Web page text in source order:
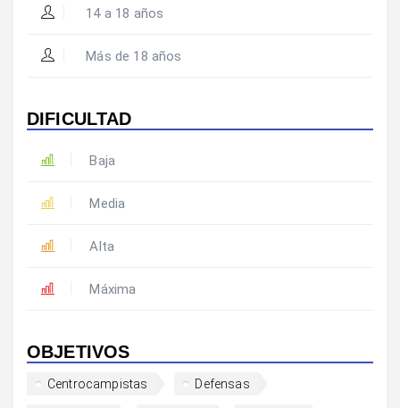
14 a 18 años
Más de 18 años
DIFICULTAD
Baja
Media
Alta
Máxima
OBJETIVOS
Centrocampistas Defensas